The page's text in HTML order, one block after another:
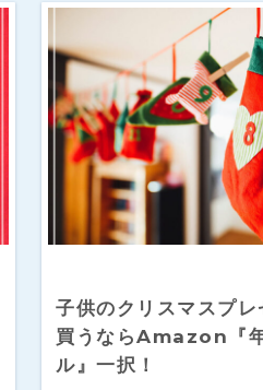
子供のクリスマスプ
買うならAmazon『
ル』一択！